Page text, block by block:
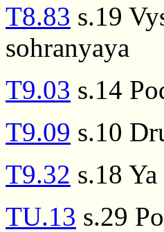
T8.83 s.19
sohranyaya
T9.03 s.14
T9.09 s.10
T9.32 s.18
TU.13 s.29